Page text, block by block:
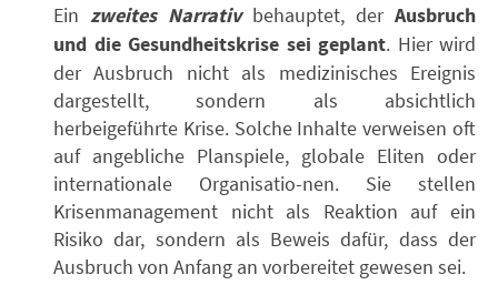
Ein zweites Narrativbehauptet, der Ausbruch
und die Gesundheitskrise sei geplant. Hier wird
der Ausbruch nicht als medizinisches Ereignis
dargestellt, sondern als absichtlich
herbeigeführte Krise. Solche Inhalte verweisen oft
auf angebliche Planspiele, globale Eliten oder
internationale Organisatio-nen. Sie stellen
Krisenmanagement nicht als Reaktion auf ein
Risiko dar, sondern als Beweis dafür, dass der
Ausbruch von Anfang an vorbereitet gewesen sei.